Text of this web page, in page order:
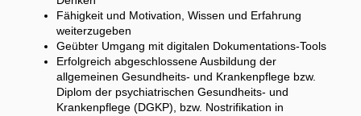
Fähigkeit und Motivation, Wissen und Erfahrung
weiterzugeben
Geübter Umgang mit digitalen Dokumentations-Tools
Erfolgreich abgeschlossene Ausbildung der
allgemeinen Gesundheits- und Krankenpflege bzw.
Diplom der psychiatrischen Gesundheits- und
Krankenpflege (DGKP), bzw. Nostrifikation in